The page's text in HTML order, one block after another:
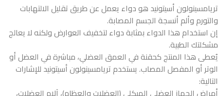
تريامسينولون أسيتونيد هو دواء يعمل عن طريق تقليل الالتهابات
والتورم وألم أنسجة الجسم المصابة.
إن استخدام هذا الدواء بمثابة دواء لتخفيف العوارض ولكنه لا يعالج
مشكلتك الطبية.
يُعطى هذا المنتج كحقنة في العمق العضلي، مباشرة في العضل أو
الوتر أو المفصل المصاب. يستخدم تريامسينولون أسيتونيد للإشارات
التالية:
أمراض الجهاز العضلي الهيكلي (العضلات والعظام)، آلام العضلات،